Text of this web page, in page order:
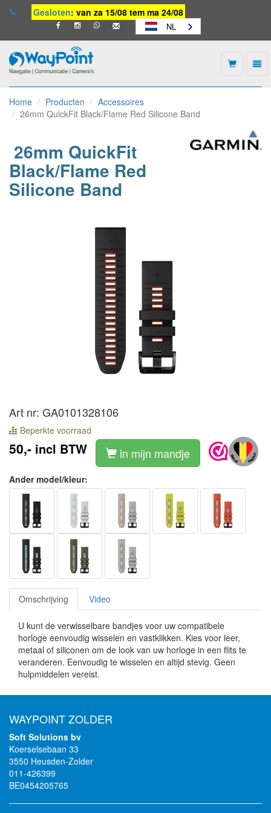
Gesloten: van za 15/08 tem ma 24/08
NL
-
naar
homepage
Home Producten
Accessoires
26mm QuickFit Black/Flame Red Silicone Band
26mm QuickFit
Black/Flame Red
Silicone Band
Art nr: GA0101328106
Beperkte voorraad
50,- incl BTW in mijn mandje
Ander model/kleur:
Omschrijving Video
U kunt de verwisselbare bandjes voor uw compatibele
horloge eenvoudig wisselen en vastklikken. Kies voor leer,
metaal of siliconen om de look van uw horloge in een flits te
veranderen. Eenvoudig te wisselen en altijd stevig. Geen
hulpmiddelen vereist.
WAYPOINT ZOLDER
Soft Solutions bv
Koerselsebaan 33
3550 Heusden-Zolder
011-426399
BE0454205765